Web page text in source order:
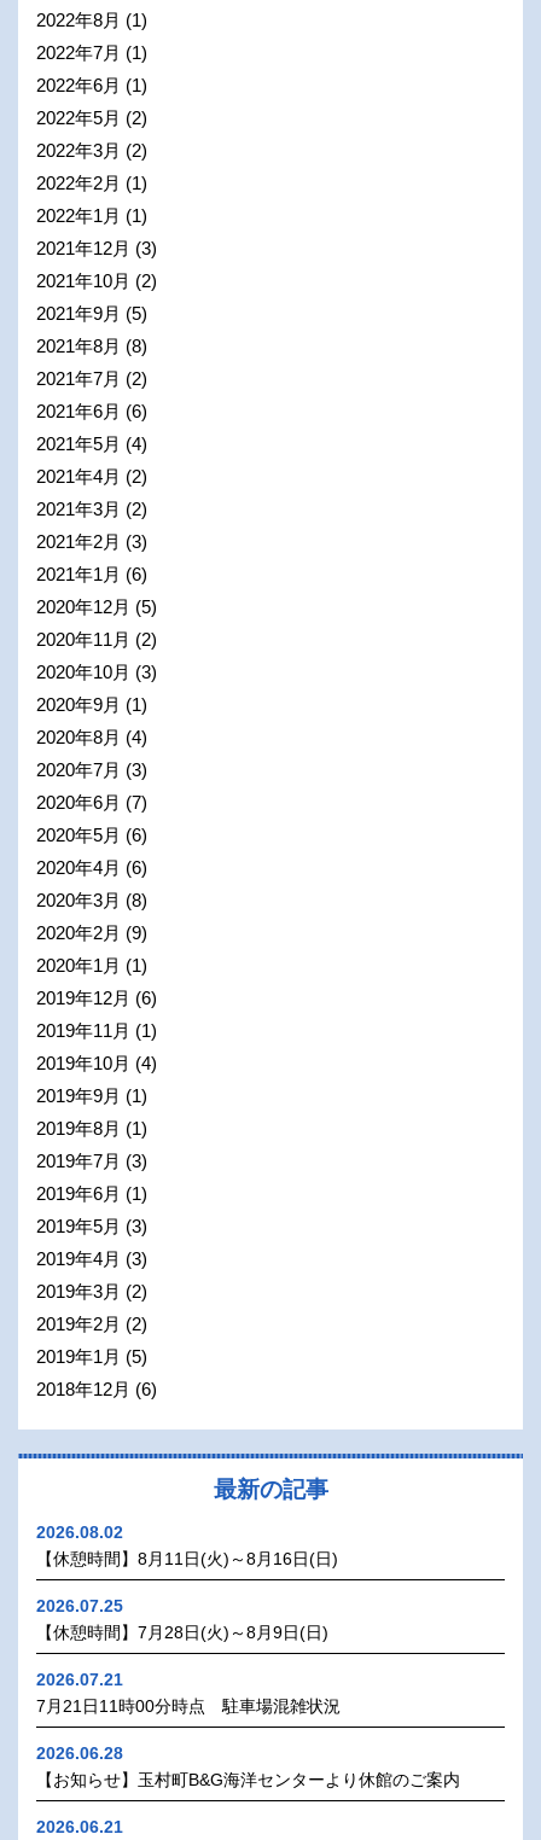
2022年8月 (1)
2022年7月 (1)
2022年6月 (1)
2022年5月 (2)
2022年3月 (2)
2022年2月 (1)
2022年1月 (1)
2021年12月 (3)
2021年10月 (2)
2021年9月 (5)
2021年8月 (8)
2021年7月 (2)
2021年6月 (6)
2021年5月 (4)
2021年4月 (2)
2021年3月 (2)
2021年2月 (3)
2021年1月 (6)
2020年12月 (5)
2020年11月 (2)
2020年10月 (3)
2020年9月 (1)
2020年8月 (4)
2020年7月 (3)
2020年6月 (7)
2020年5月 (6)
2020年4月 (6)
2020年3月 (8)
2020年2月 (9)
2020年1月 (1)
2019年12月 (6)
2019年11月 (1)
2019年10月 (4)
2019年9月 (1)
2019年8月 (1)
2019年7月 (3)
2019年6月 (1)
2019年5月 (3)
2019年4月 (3)
2019年3月 (2)
2019年2月 (2)
2019年1月 (5)
2018年12月 (6)
最新の記事
2026.08.02
【休憩時間】8月11日(火)～8月16日(日)
2026.07.25
【休憩時間】7月28日(火)～8月9日(日)
2026.07.21
7月21日11時00分時点 駐車場混雑状況
2026.06.28
【お知らせ】玉村町B&G海洋センターより休館のご案内
2026.06.21